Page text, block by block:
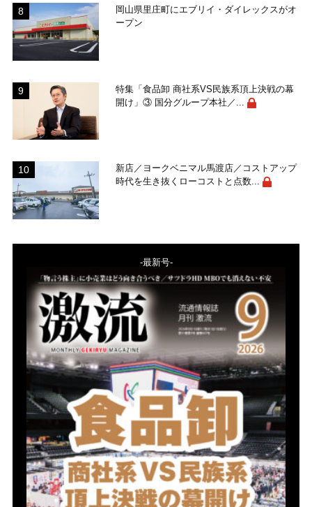
岡山県里庄町にエブリイ・ダイレックスがオ
ープン
特集「食品卸 商社系VS民族系頂上決戦の幕
開け」③ 国分グループ本社／...
新店／ヨークベニマル馬渡店／コストアップ
時代を生き抜くローコストと点数...
-最新号-